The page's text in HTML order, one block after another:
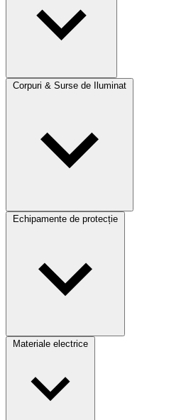
Corpuri & Surse de Iluminat
Echipamente de protecție
Materiale electrice